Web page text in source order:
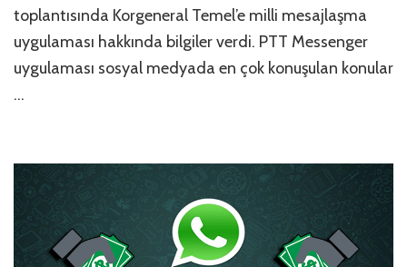
toplantısında Korgeneral Temel’e milli mesajlaşma
uygulaması hakkında bilgiler verdi. PTT Messenger
uygulaması sosyal medyada en çok konuşulan konular
…